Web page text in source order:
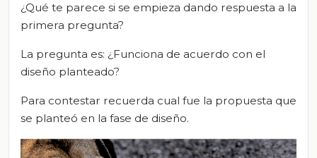
¿Qué te parece si se empieza dando respuesta a la
primera pregunta?
La pregunta es: ¿Funciona de acuerdo con el
diseño planteado?
Para contestar recuerda cual fue la propuesta que
se planteó en la fase de diseño.